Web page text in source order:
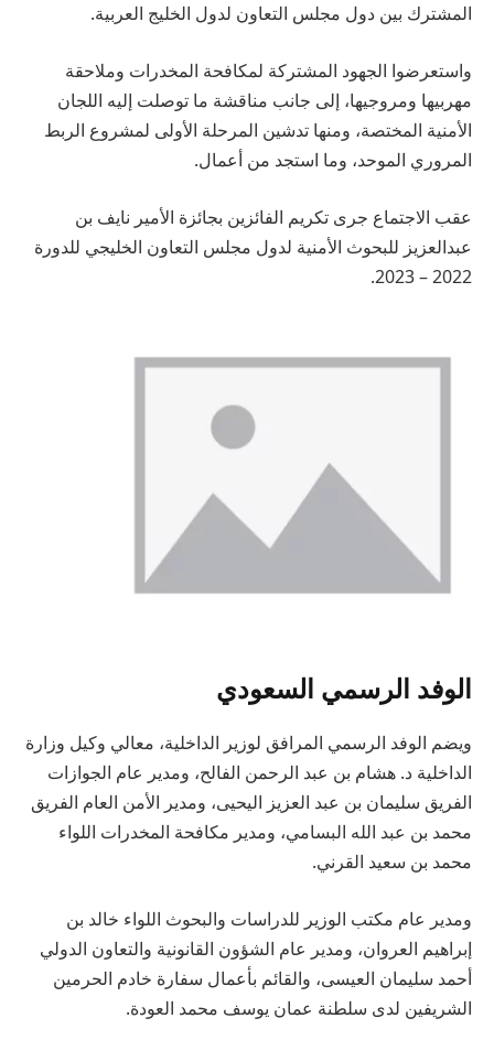
المشترك بين دول مجلس التعاون لدول الخليج العربية.
واستعرضوا الجهود المشتركة لمكافحة المخدرات وملاحقة
مهربيها ومروجيها، إلى جانب مناقشة ما توصلت إليه اللجان
الأمنية المختصة، ومنها تدشين المرحلة الأولى لمشروع الربط
المروري الموحد، وما استجد من أعمال.
عقب الاجتماع جرى تكريم الفائزين بجائزة الأمير نايف بن
عبدالعزيز للبحوث الأمنية لدول مجلس التعاون الخليجي للدورة
2022 – 2023.
الوفد الرسمي السعودي
ويضم الوفد الرسمي المرافق لوزير الداخلية، معالي وكيل وزارة
الداخلية د. هشام بن عبد الرحمن الفالح، ومدير عام الجوازات
الفريق سليمان بن عبد العزيز اليحيى، ومدير الأمن العام الفريق
محمد بن عبد الله البسامي، ومدير مكافحة المخدرات اللواء
محمد بن سعيد القرني.
ومدير عام مكتب الوزير للدراسات والبحوث اللواء خالد بن
إبراهيم العروان، ومدير عام الشؤون القانونية والتعاون الدولي
أحمد سليمان العيسى، والقائم بأعمال سفارة خادم الحرمين
الشريفين لدى سلطنة عمان يوسف محمد العودة.